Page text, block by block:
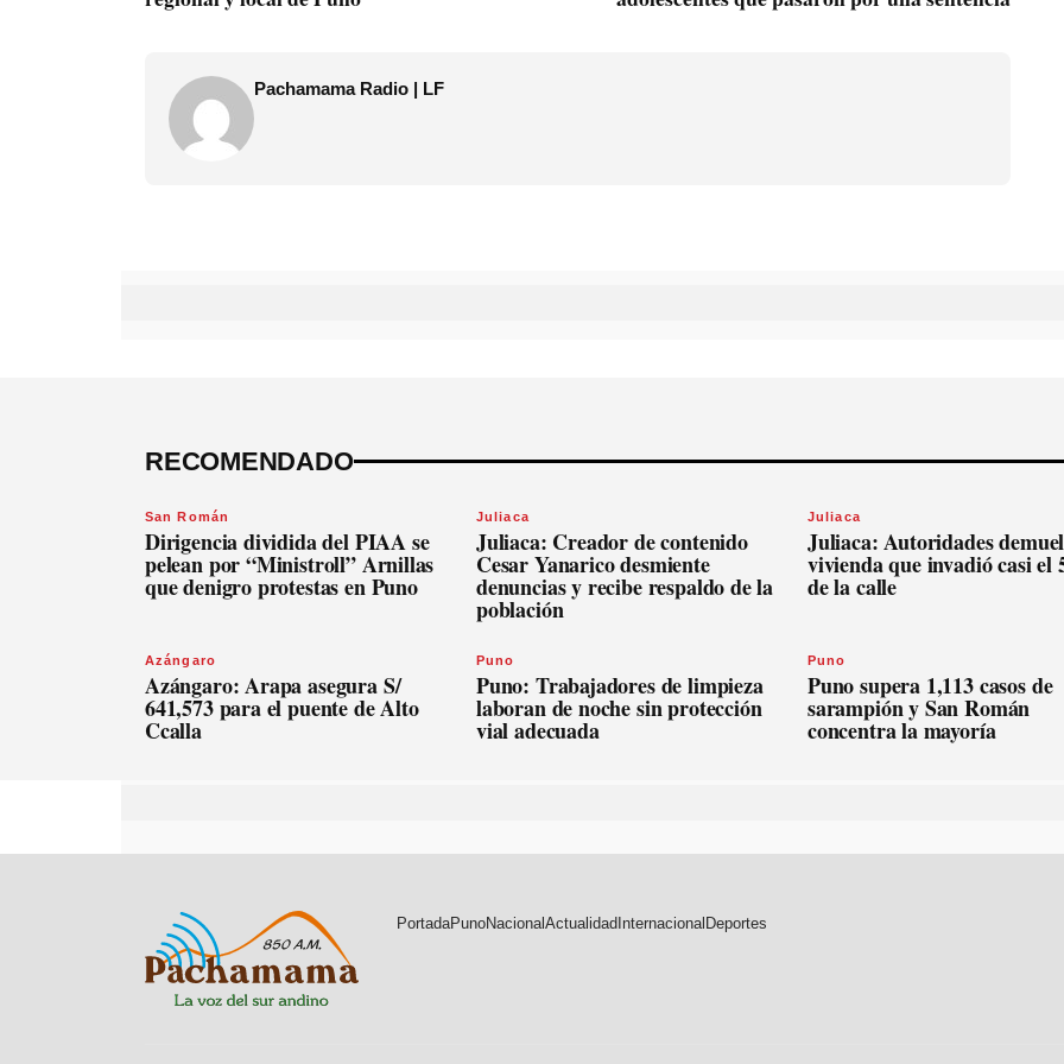
Pachamama Radio | LF
RECOMENDADO
San Román
Dirigencia dividida del PIAA se
pelean por “Ministroll” Arnillas
que denigro protestas en Puno
Juliaca
Juliaca: Creador de contenido
Cesar Yanarico desmiente
denuncias y recibe respaldo de la
población
Juliaca
Juliaca: Autoridades
vivienda que invadió casi el
de la calle
Azángaro
Azángaro: Arapa asegura S/
641,573 para el puente de Alto
Ccalla
Puno
Puno: Trabajadores de limpieza
laboran de noche sin protección
vial adecuada
Puno
Puno supera 1,113 casos de
sarampión y San Román
concentra la mayoría
PortadaPunoNacionalActualidadInternacionalDeportes